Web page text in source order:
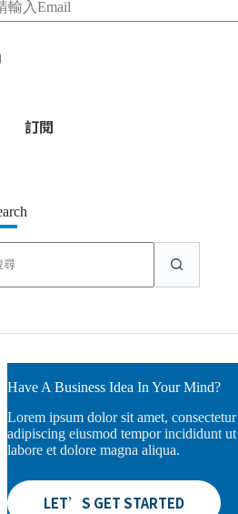
Have A Business Idea In Your Mind?
Lorem ipsum dolor sit amet, consectetur
adipiscing eiusmod tempor incididunt ut
labore et dolore magna aliqua.
LET’S GET STARTED